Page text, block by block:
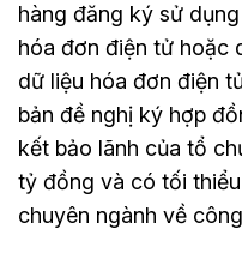
hàng đăng ký sử
hóa đơn điện tử hoặc
dữ liệu hóa đơn điện
bản đề nghị ký hợp
kết bảo lãnh của tổ
tỷ đồng và có tối
chuyên ngành về